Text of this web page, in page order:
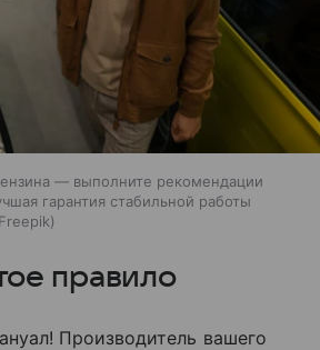
— выполните рекомендации
гарантия стабильной работы
Freepik
правило
Производитель вашего